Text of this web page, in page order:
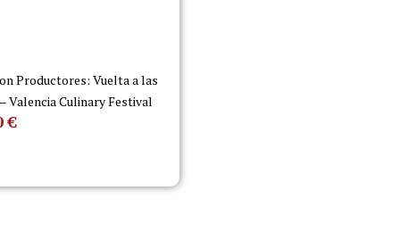
Productores: Vuelta a las
Valencia Culinary Festival
€